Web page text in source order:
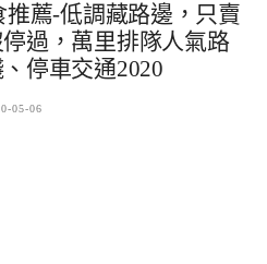
薦-低調藏路邊，只賣
過，萬里排隊人氣路
停車交通2020
05-06